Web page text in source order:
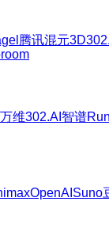
腾讯混元3D
维302.AI 智谱
OpenAI Suno